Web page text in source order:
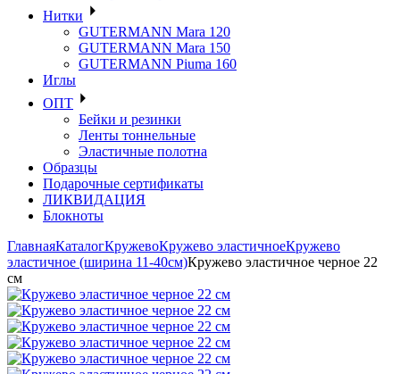
Нитки
GUTERMANN Mara 120
GUTERMANN Mara 150
GUTERMANN Piuma 160
Иглы
ОПТ
Бейки и резинки
Ленты тоннельные
Эластичные полотна
Образцы
Подарочные сертификаты
ЛИКВИДАЦИЯ
Блокноты
ГлавнаяКаталогКружевоКружево эластичноеКружево
эластичное (ширина 11-40см)Кружево эластичное черное 22
см